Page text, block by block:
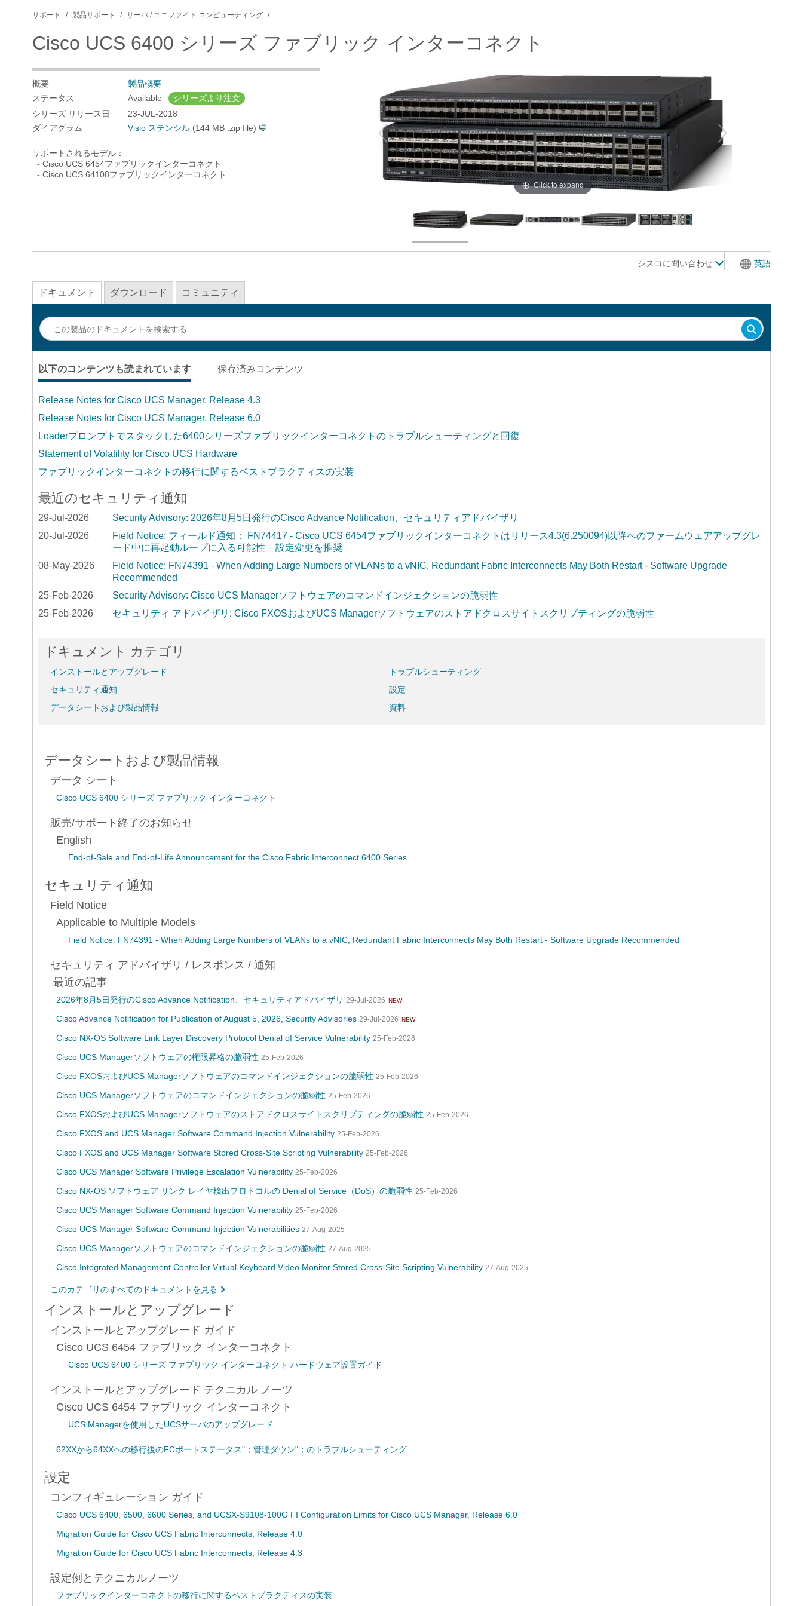
サポート 製品サポート サーバ / ユニファイド コンピューティング
Cisco UCS 6400 シリーズ ファブリック インターコネクト
概要
製品概要
ステータス
Available
シリーズより注文
シリーズ リリース日
23-JUL-2018
ダイアグラム
Visio ステンシル (144 MB .zip file)
サポートされるモデル：
- Cisco UCS 6454ファブリックインターコネクト
- Cisco UCS 64108ファブリックインターコネクト
Click to expand
シスコに問い合わせ 英語
ドキュメント ダウンロード コミュニティ
以下のコンテンツも読まれています 保存済みコンテンツ
Release Notes for Cisco UCS Manager, Release 4.3
Release Notes for Cisco UCS Manager, Release 6.0
Loaderプロンプトでスタックした6400シリーズファブリックインターコネクトのトラブルシューティングと回復
Statement of Volatility for Cisco UCS Hardware
ファブリックインターコネクトの移行に関するベストプラクティスの実装
最近のセキュリティ通知
29-Jul-2026
Security Advisory: 2026年8月5日発行のCisco Advance Notification、セキュリティアドバイザリ
20-Jul-2026
Field Notice: フィールド通知： FN74417 - Cisco UCS 6454ファブリックインターコネクトはリリース4.3(6.250094)以降へのファームウェアアップグレ
ード中に再起動ループに入る可能性 – 設定変更を推奨
08-May-2026
Field Notice: FN74391 - When Adding Large Numbers of VLANs to a vNIC, Redundant Fabric Interconnects May Both Restart - Software Upgrade
Recommended
25-Feb-2026
Security Advisory: Cisco UCS Managerソフトウェアのコマンドインジェクションの脆弱性
25-Feb-2026
セキュリティ アドバイザリ: Cisco FXOSおよびUCS Managerソフトウェアのストアドクロスサイトスクリプティングの脆弱性
ドキュメント カテゴリ
インストールとアップグレード
セキュリティ通知
データシートおよび製品情報
トラブルシューティング
設定
資料
データシートおよび製品情報
データ シート
Cisco UCS 6400 シリーズ ファブリック インターコネクト
販売/サポート終了のお知らせ
English
End-of-Sale and End-of-Life Announcement for the Cisco Fabric Interconnect 6400 Series
セキュリティ通知
Field Notice
Applicable to Multiple Models
Field Notice: FN74391 - When Adding Large Numbers of VLANs to a vNIC, Redundant Fabric Interconnects May Both Restart - Software Upgrade Recommended
セキュリティ アドバイザリ / レスポンス / 通知
最近の記事
2026年8月5日発行のCisco Advance Notification、セキュリティアドバイザリ 29-Jul-2026 NEW
Cisco Advance Notification for Publication of August 5, 2026, Security Advisories 29-Jul-2026 NEW
Cisco NX-OS Software Link Layer Discovery Protocol Denial of Service Vulnerability 25-Feb-2026
Cisco UCS Managerソフトウェアの権限昇格の脆弱性 25-Feb-2026
Cisco FXOSおよびUCS Managerソフトウェアのコマンドインジェクションの脆弱性 25-Feb-2026
Cisco UCS Managerソフトウェアのコマンドインジェクションの脆弱性 25-Feb-2026
Cisco FXOSおよびUCS Managerソフトウェアのストアドクロスサイトスクリプティングの脆弱性 25-Feb-2026
Cisco FXOS and UCS Manager Software Command Injection Vulnerability 25-Feb-2026
Cisco FXOS and UCS Manager Software Stored Cross-Site Scripting Vulnerability 25-Feb-2026
Cisco UCS Manager Software Privilege Escalation Vulnerability 25-Feb-2026
Cisco NX-OS ソフトウェア リンク レイヤ検出プロトコルの Denial of Service（DoS）の脆弱性 25-Feb-2026
Cisco UCS Manager Software Command Injection Vulnerability 25-Feb-2026
Cisco UCS Manager Software Command Injection Vulnerabilities 27-Aug-2025
Cisco UCS Managerソフトウェアのコマンドインジェクションの脆弱性 27-Aug-2025
Cisco Integrated Management Controller Virtual Keyboard Video Monitor Stored Cross-Site Scripting Vulnerability 27-Aug-2025
このカテゴリのすべてのドキュメントを見る
インストールとアップグレード
インストールとアップグレード ガイド
Cisco UCS 6454 ファブリック インターコネクト
Cisco UCS 6400 シリーズ ファブリック インターコネクト ハードウェア設置ガイド
インストールとアップグレード テクニカル ノーツ
Cisco UCS 6454 ファブリック インターコネクト
UCS Managerを使用したUCSサーバのアップグレード
62XXから64XXへの移行後のFCポートステータス"；管理ダウン"；のトラブルシューティング
設定
コンフィギュレーション ガイド
Cisco UCS 6400, 6500, 6600 Series, and UCSX-S9108-100G FI Configuration Limits for Cisco UCS Manager, Release 6.0
Migration Guide for Cisco UCS Fabric Interconnects, Release 4.0
Migration Guide for Cisco UCS Fabric Interconnects, Release 4.3
設定例とテクニカルノーツ
ファブリックインターコネクトの移行に関するベストプラクティスの実装